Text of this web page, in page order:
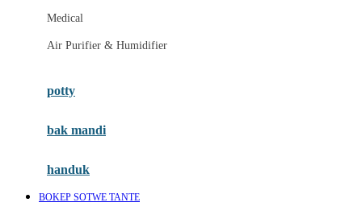
Micro
MiDeer
Moby
Medical
Air Purifier & Humidifier
potty
bak mandi
handuk
BOKEP SOTWE TANTE